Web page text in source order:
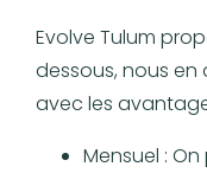
Evolve Tulum
dessous, nous
avec les
Mensuel :